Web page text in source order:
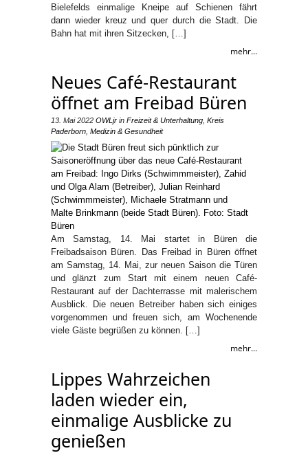
Bielefelds einmalige Kneipe auf Schienen fährt
dann wieder kreuz und quer durch die Stadt. Die
Bahn hat mit ihren Sitzecken, […]
mehr...
Neues Café-Restaurant
öffnet am Freibad Büren
13. Mai 2022 OWLjr in Freizeit & Unterhaltung Kreis
Paderborn Medizin & Gesundheit
Am Samstag, 14. Mai startet in Büren die
Freibadsaison Büren. Das Freibad in Büren öffnet
am Samstag, 14. Mai, zur neuen Saison die Türen
und glänzt zum Start mit einem neuen Café-
Restaurant auf der Dachterrasse mit malerischem
Ausblick. Die neuen Betreiber haben sich einiges
vorgenommen und freuen sich, am Wochenende
viele Gäste begrüßen zu können. […]
mehr...
Lippes Wahrzeichen
laden wieder ein,
einmalige Ausblicke zu
genießen